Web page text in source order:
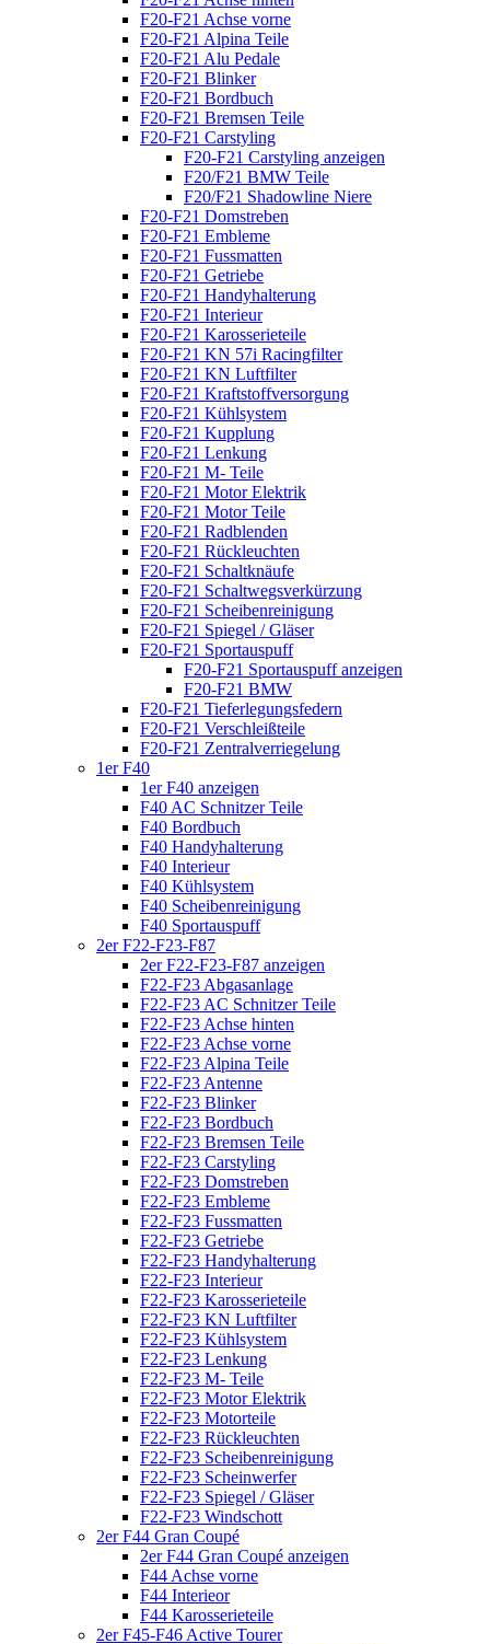
F20-F21 Achse vorne
F20-F21 Alpina Teile
F20-F21 Alu Pedale
F20-F21 Blinker
F20-F21 Bordbuch
F20-F21 Bremsen Teile
F20-F21 Carstyling
F20-F21 Carstyling anzeigen
F20/F21 BMW Teile
F20/F21 Shadowline Niere
F20-F21 Domstreben
F20-F21 Embleme
F20-F21 Fussmatten
F20-F21 Getriebe
F20-F21 Handyhalterung
F20-F21 Interieur
F20-F21 Karosserieteile
F20-F21 KN 57i Racingfilter
F20-F21 KN Luftfilter
F20-F21 Kraftstoffversorgung
F20-F21 Kühlsystem
F20-F21 Kupplung
F20-F21 Lenkung
F20-F21 M- Teile
F20-F21 Motor Elektrik
F20-F21 Motor Teile
F20-F21 Radblenden
F20-F21 Rückleuchten
F20-F21 Schaltknäufe
F20-F21 Schaltwegsverkürzung
F20-F21 Scheibenreinigung
F20-F21 Spiegel / Gläser
F20-F21 Sportauspuff
F20-F21 Sportauspuff anzeigen
F20-F21 BMW
F20-F21 Tieferlegungsfedern
F20-F21 Verschleißteile
F20-F21 Zentralverriegelung
1er F40
1er F40 anzeigen
F40 AC Schnitzer Teile
F40 Bordbuch
F40 Handyhalterung
F40 Interieur
F40 Kühlsystem
F40 Scheibenreinigung
F40 Sportauspuff
2er F22-F23-F87
2er F22-F23-F87 anzeigen
F22-F23 Abgasanlage
F22-F23 AC Schnitzer Teile
F22-F23 Achse hinten
F22-F23 Achse vorne
F22-F23 Alpina Teile
F22-F23 Antenne
F22-F23 Blinker
F22-F23 Bordbuch
F22-F23 Bremsen Teile
F22-F23 Carstyling
F22-F23 Domstreben
F22-F23 Embleme
F22-F23 Fussmatten
F22-F23 Getriebe
F22-F23 Handyhalterung
F22-F23 Interieur
F22-F23 Karosserieteile
F22-F23 KN Luftfilter
F22-F23 Kühlsystem
F22-F23 Lenkung
F22-F23 M- Teile
F22-F23 Motor Elektrik
F22-F23 Motorteile
F22-F23 Rückleuchten
F22-F23 Scheibenreinigung
F22-F23 Scheinwerfer
F22-F23 Spiegel / Gläser
F22-F23 Windschott
2er F44 Gran Coupé
2er F44 Gran Coupé anzeigen
F44 Achse vorne
F44 Interieor
F44 Karosserieteile
2er F45-F46 Active Tourer